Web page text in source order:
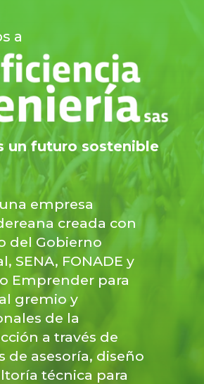
a
un futuro sostenible
empresa
creada con
del Gobierno
SENA, FONADE y
Emprender para
gremio y
de la
a través de
de asesoría, diseño
técnica para